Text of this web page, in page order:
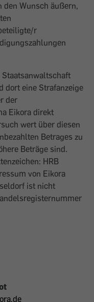
den Wunsch äußern,
r
Staatsanwaltschaft
dort eine Strafanzeige
der
Eikora direkt
wert über diesen
Betrages zu
Beträge sind.
HRB
von Eikora
ist nicht